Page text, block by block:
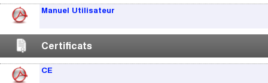
Manuel Utilisateur
Certificats
CE